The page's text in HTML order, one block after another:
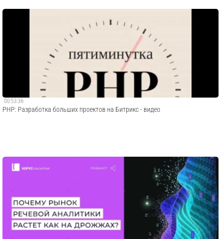
00:53:36
PHP: Разработка больших проектов на Битрикс - видео